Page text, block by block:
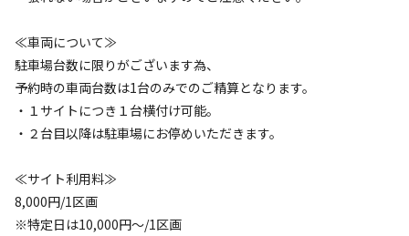
≪車両について≫
駐車場台数に限りがございます為、
予約時の車両台数は1台のみでのご精算となります。
・１サイトにつき１台横付け可能。
・２台目以降は駐車場にお停めいただきます。
≪サイト利用料≫
8,000円/1区画
※特定日は10,000円～/1区画
海を見ながら。冬場は富士山も見える最高の眺望です。
当施設の草刈りスタッフのヤギちゃん達（ドリ―ちゃん・
看板犬のナボナとマイロもお待ちしています。
ソロ カップル グループ
特徴タグ
# ドッグラン # 海水浴 #初心者歓迎
# ファミリーにおすすめ #グループにおすすめ
キャンペーン